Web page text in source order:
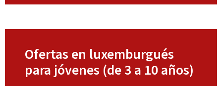
Ofertas en luxemburgués
para jóvenes (de 3 a 10 años)